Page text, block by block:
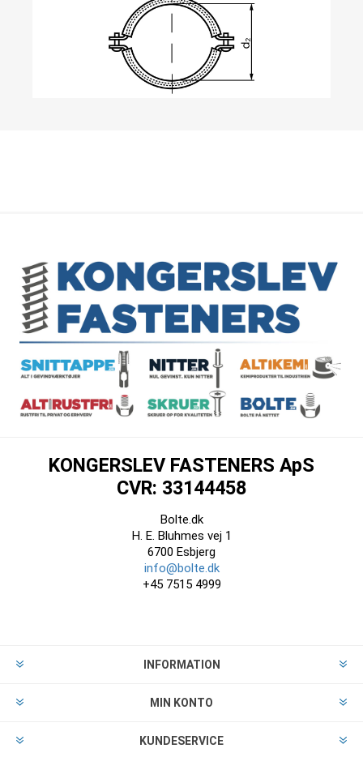
KONGERSLEV FASTENERS ApS
CVR: 33144458
Bolte.dk
H. E. Bluhmes vej 1
6700 Esbjerg
info@bolte.dk
+45 7515 4999
INFORMATION
MIN KONTO
KUNDESERVICE